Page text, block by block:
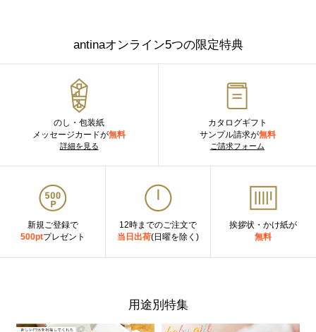
antinaオンライン5つの限定特典
のし・包装紙
メッセージカードが無料
詳細を見る
カタログギフト
サンプル請求が無料
ご請求フォーム
新規ご登録で
500ptプレゼント
12時までのご注文で
当日出荷(日曜を除く)
挨拶状・かけ紙が
無料
用途別特集